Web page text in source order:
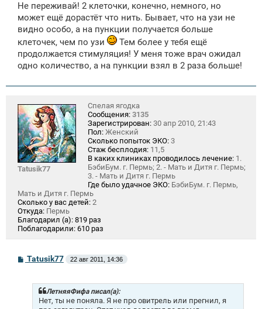
Не переживай! 2 клеточки, конечно, немного, но
может ещё дорастёт что нить. Бывает, что на узи не
видно особо, а на пункции получается больше
клеточек, чем по узи
Тем более у тебя ещё
продолжается стимуляция! У меня тоже врач ожидал
одно количество, а на пункции взял в 2 раза больше!
Tatusik77
Спелая ягодка
Сообщения: 3135
Зарегистрирован: 30 апр 2010, 21:43
Пол: Женский
Сколько попыток ЭКО: 3
Стаж бесплодия: 11,5
В каких клиниках проводилось лечение: 1.
БэбиБум. г. Пермь; 2. - Мать и Дитя г. Пермь;
3. - Мать и Дитя г. Пермь
Где было удачное ЭКО: БэбиБум. г. Пермь,
Мать и Дитя г. Пермь
Сколько у вас детей: 2
Откуда: Пермь
Благодарил (а): 819 раз
Поблагодарили: 610 раз
СTatusik77 22 авг 2011, 14:36
ЛетняяФифа писал(а):
Нет, ты не поняла. Я не про овитрель или прегнил, я